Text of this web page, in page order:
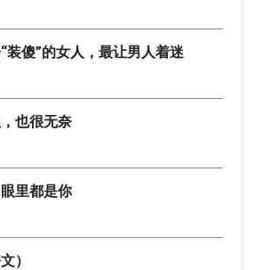
装傻”的女人，最让男人着迷
也很无奈
里都是你
）